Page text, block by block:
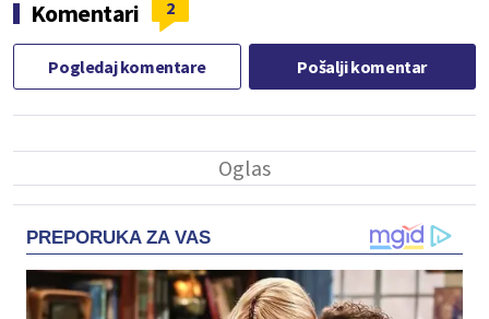
Komentari 2
Pogledaj komentare Pošalji komentar
PREPORUKA ZA VAS